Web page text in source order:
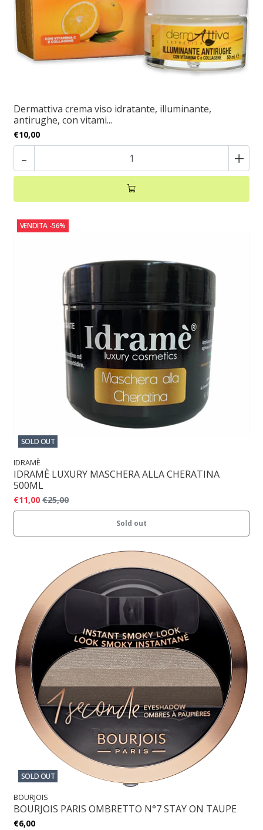
Dermattiva crema viso idratante, illuminante,
antirughe, con vitami...
€10,00
- +
VENDITA -56%
SOLD OUT
IDRAMÈ
IDRAMÈ LUXURY MASCHERA ALLA CHERATINA
500ML
€11,00 €25,00
Sold out
SOLD OUT
BOURJOIS
BOURJOIS PARIS OMBRETTO N°7 STAY ON TAUPE
€6,00